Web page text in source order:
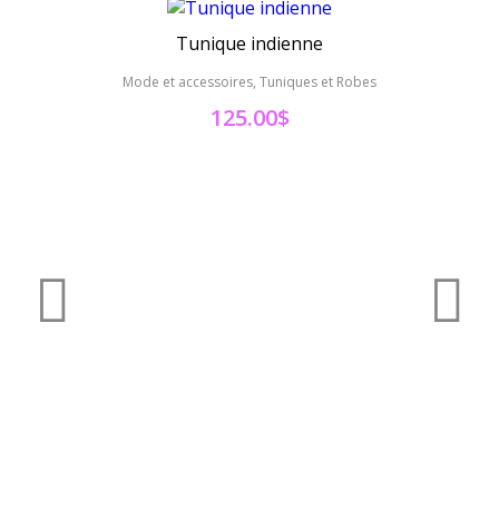
Tunique indienne
Mode et accessoires, Tuniques et Robes
125.00$